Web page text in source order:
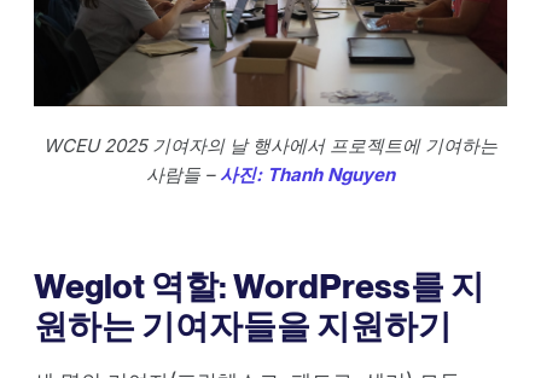
WCEU 2025 기여자의 날 행사에서 프로젝트에 기여하는
사람들 – 사진: Thanh Nguyen
Weglot 역할: WordPress를 지
원하는 기여자들을 지원하기